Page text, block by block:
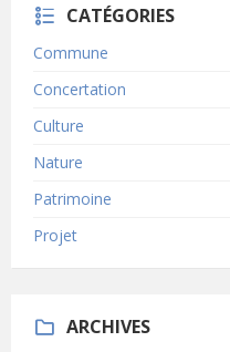
CATÉGORIES
Commune
Concertation
Culture
Nature
Patrimoine
Projet
ARCHIVES